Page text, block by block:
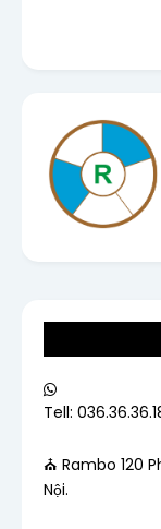
Tell:
⛪ Rambo 120
Nội.